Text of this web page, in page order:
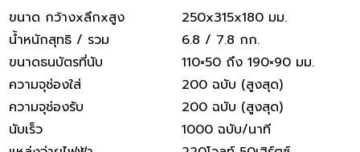
ขนาด กว้างxลึกxสูง
250x315x180 มม.
น้ำหนักสุทธิ / รวม
6.8 / 7.8 กก.
ขนาดธนบัตรที่นับ
110×50 ถึง 190×90 มม.
ความจุช่องใส่
200 ฉบับ (สูงสุด)
ความจุช่องรับ
200 ฉบับ (สูงสุด)
นับเร็ว
1000 ฉบับ/นาที